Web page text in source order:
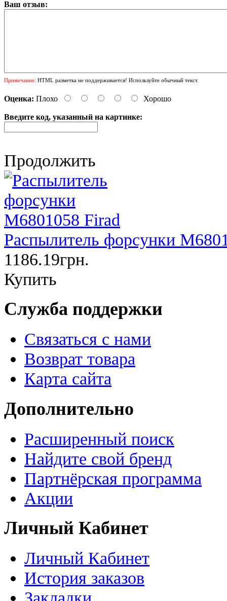
Ваш отзыв:
Примечание: HTML разметка не поддерживается! Используйте обычный текст.
Оценка: Плохо Хорошо
Введите код, указанный на картинке:
Продолжить
Распылитель форсунки
1186.19грн.
Купить
Служба поддержки
Связаться с нами
Возврат товара
Карта сайта
Дополнительно
Расширенный поиск
Найдите свой бренд
Партнёрская программа
Акции
Личный Кабинет
Личный Кабинет
История заказов